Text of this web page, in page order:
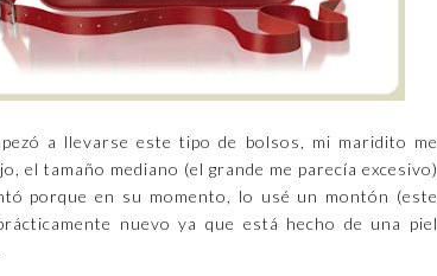
a llevarse este tipo de bolsos, mi maridito me
el tamaño mediano (el grande me parecía excesivo)
porque en su momento, lo usé un montón (este
nuevo ya que está hecho de una piel